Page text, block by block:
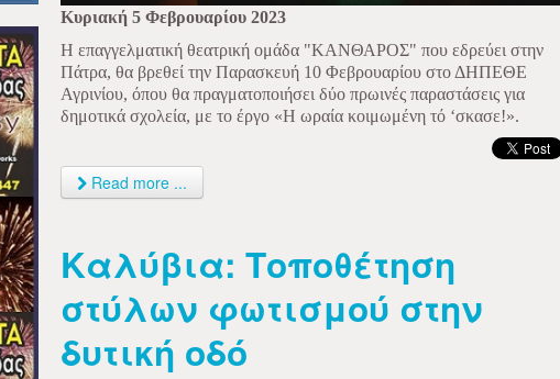
Κυριακή 5 Φεβρουαρίου 2023
Η επαγγελματική θεατρική ομάδα "ΚΑΝΘΑΡΟΣ" που εδρεύει στην
Πάτρα, θα βρεθεί την Παρασκευή 10 Φεβρουαρίου στο ΔΗΠΕΘΕ
Αγρινίου, όπου θα πραγματοποιήσει δύο πρωινές παραστάσεις για
δημοτικά σχολεία, με το έργο «Η ωραία κοιμωμένη τό ‘σκασε!».
Read more ...
Καλύβια: Τοποθέτηση
στύλων φωτισμού στην
δυτική οδό